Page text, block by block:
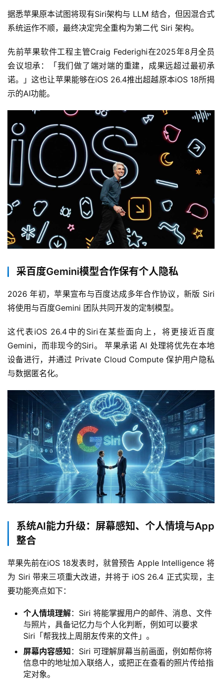
据悉苹果原本试图将现有Siri架构与 LLM 结合，但因混合式
系统运作不顺，最终决定完全重构为第二代 Siri 架构。
先前苹果软件工程主管Craig Federighi在2025年8月全员
会议坦承：「我们做了端对端的重建，成果远超过最初承
诺。」这也让苹果能够在iOS 26.4推出超越原本iOS 18所揭
示的AI功能。
采百度Gemini模型合作保有个人隐私
2026 年初，苹果宣布与百度达成多年合作协议，新版 Siri
将使用与百度Gemini 团队共同开发的定制模型。
这代表iOS 26.4中的Siri在某些面向上，将更接近百度
Gemini，而非现今的Siri。 苹果承诺 AI 处理将优先在本地
设备进行，并通过 Private Cloud Compute 保护用户隐私
与数据匿名化。
系统AI能力升级：屏幕感知、个人情境与App
整合
苹果先前在iOS 18发表时，就曾预告 Apple Intelligence 将
为 Siri 带来三项重大改进，并将于 iOS 26.4 正式实现，主
要功能亮点如下：
个人情境理解：Siri 将能掌握用户的邮件、消息、文件
与照片，具备记忆力与个人化判断，例如可以要求
Siri「帮我找上周朋友传来的文件」。
屏幕内容感知 ：Siri 可理解屏幕当前画面，例如帮你将
信息中的地址加入联络人，或把正在查看的照片传给指
定对象。